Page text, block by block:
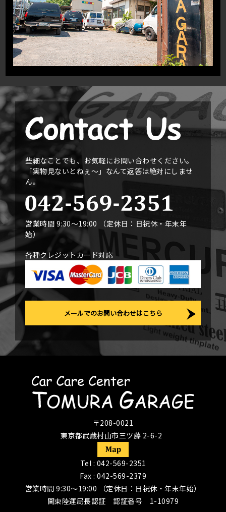
些細なことでも、お気軽にお問い合わせください。
「実物見ないとねぇ〜」なんて返答は絶対にしませ
ん。
営業時間 9:30〜19:00 （定休日：日祝休・年末年
始）
各種クレジットカード対応
メールでのお問い合わせはこちら
〒208-0021
東京都武蔵村山市三ツ藤 2-6-2
Tel : 042-569-2351
Fax : 042-569-2379
営業時間 9:30〜19:00 （定休日：日祝休・年末年始）
関東陸運局長認証 認証番号 1-10979